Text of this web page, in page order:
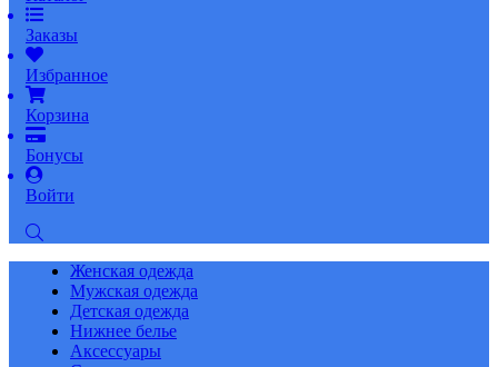
Заказы
Избранное
Корзина
Бонусы
Войти
Женская одежда
Мужская одежда
Детская одежда
Нижнее белье
Аксессуары